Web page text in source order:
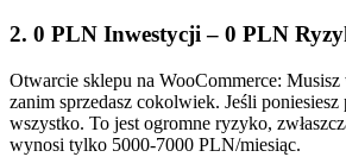
2. 0 PLN Inwestycji – 0 PLN
Otwarcie sklepu na WooCommerce:
zanim sprzedasz cokolwiek. Jeśli poniesiesz
wszystko. To jest ogromne ryzyko,
wynosi tylko 5000-7000 PLN/miesiąc.